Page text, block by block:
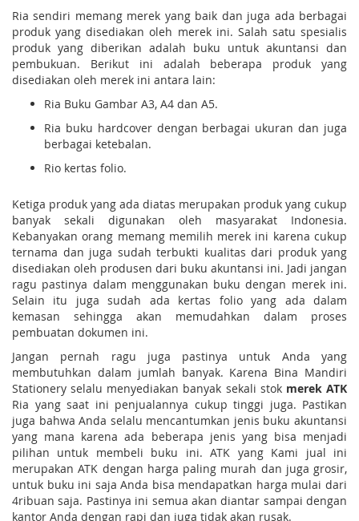
Ria sendiri memang merek yang baik dan juga ada berbagai
produk yang disediakan oleh merek ini. Salah satu spesialis
produk yang diberikan adalah buku untuk akuntansi dan
pembukuan. Berikut ini adalah beberapa produk yang
disediakan oleh merek ini antara lain:
Ria Buku Gambar A3, A4 dan A5.
Ria buku hardcover dengan berbagai ukuran dan juga
berbagai ketebalan.
Rio kertas folio.
Ketiga produk yang ada diatas merupakan produk yang cukup
banyak sekali digunakan oleh masyarakat Indonesia.
Kebanyakan orang memang memilih merek ini karena cukup
ternama dan juga sudah terbukti kualitas dari produk yang
disediakan oleh produsen dari buku akuntansi ini. Jadi jangan
ragu pastinya dalam menggunakan buku dengan merek ini.
Selain itu juga sudah ada kertas folio yang ada dalam
kemasan sehingga akan memudahkan dalam proses
pembuatan dokumen ini.
Jangan pernah ragu juga pastinya untuk Anda yang
membutuhkan dalam jumlah banyak. Karena Bina Mandiri
Stationery selalu menyediakan banyak sekali stok merek ATK
Ria yang saat ini penjualannya cukup tinggi juga. Pastikan
juga bahwa Anda selalu mencantumkan jenis buku akuntansi
yang mana karena ada beberapa jenis yang bisa menjadi
pilihan untuk membeli buku ini. ATK yang Kami jual ini
merupakan ATK dengan harga paling murah dan juga grosir,
untuk buku ini saja Anda bisa mendapatkan harga mulai dari
4ribuan saja. Pastinya ini semua akan diantar sampai dengan
kantor Anda dengan rapi dan juga tidak akan rusak.